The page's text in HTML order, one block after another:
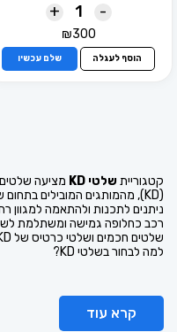
-
+
₪300
הוסף לעגלה שלם עכשיו
קטגורייתשלטי KD
ניתנים לתכנות ולהתאמה למגוון
רכב כחלופה גמישה ומשתלמת
שלטים חכמים ושלטי כרטיס של KD.
למה לבחור בשלטי KD?
קרא עוד